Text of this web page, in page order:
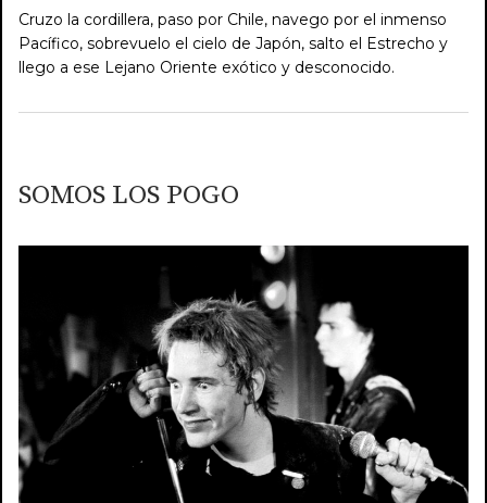
Cruzo la cordillera, paso por Chile, navego por el inmenso
Pacífico, sobrevuelo el cielo de Japón, salto el Estrecho y
llego a ese Lejano Oriente exótico y desconocido.
SOMOS LOS POGO